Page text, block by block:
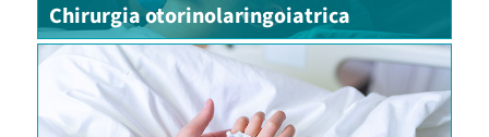
Chirurgia otorinolaringoiatrica